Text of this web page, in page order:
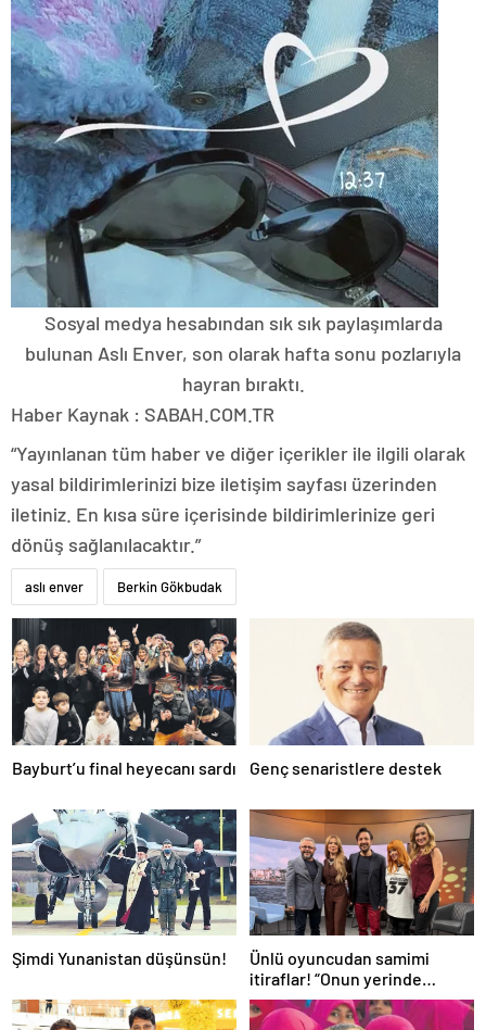
Sosyal medya hesabından sık sık paylaşımlarda
bulunan Aslı Enver, son olarak hafta sonu pozlarıyla
hayran bıraktı.
Haber Kaynak : SABAH.COM.TR
“Yayınlanan tüm haber ve diğer içerikler ile ilgili olarak
yasal bildirimlerinizi bize iletişim sayfası üzerinden
iletiniz. En kısa süre içerisinde bildirimlerinize geri
dönüş sağlanılacaktır.”
aslı enver Berkin Gökbudak
Bayburt’u final heyecanı sardı Genç senaristlere destek
Şimdi Yunanistan düşünsün!
Ünlü oyuncudan samimi
itiraflar! “Onun yerinde
olsaydım diye çok düşündüm”